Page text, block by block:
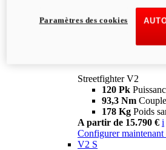
Streetfighter V2
120 Pk
93,3 Nm Couple
178 Kg Poids
A partir de 15.790 € i
Configurer maintenant
V2 S
Paramètres des cookies